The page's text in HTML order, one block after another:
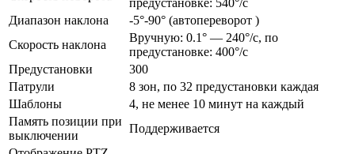
Диапазон наклона
-5°-90° (автопереворот )
Скорость наклона
Вручную: 0.1° — 240°/с, по
предустановке: 400°/с
Предустановки
300
Патрули
8 зон, по 32 предустановки каждая
Шаблоны
4, не менее 10 минут на каждый
Память позиции при
выключении
Поддерживается